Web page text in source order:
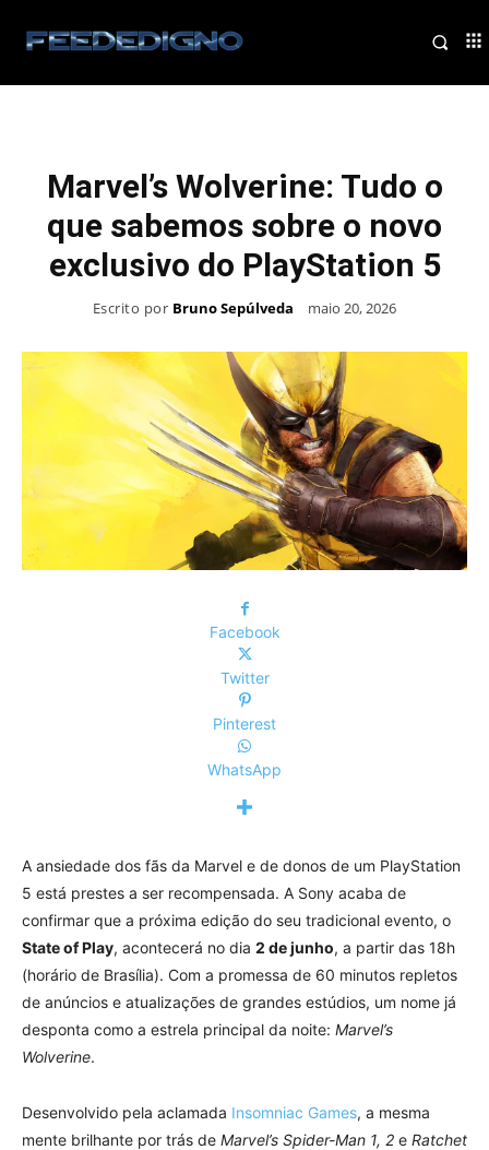
Marvel’s Wolverine: Tudo o
que sabemos sobre o novo
exclusivo do PlayStation 5
Escrito por Bruno Sepúlveda maio 20, 2026
Facebook
Twitter
Pinterest
WhatsApp
A ansiedade dos fãs da Marvel e de donos de um PlayStation
5 está prestes a ser recompensada. A Sony acaba de
confirmar que a próxima edição do seu tradicional evento, o
State of Play, acontecerá no dia 2 de junho, a partir das 18h
(horário de Brasília). Com a promessa de 60 minutos repletos
de anúncios e atualizações de grandes estúdios, um nome já
desponta como a estrela principal da noite: Marvel’s
Wolverine.
Desenvolvido pela aclamada Insomniac Games, a mesma
mente brilhante por trás de Marvel’s Spider-Man 1, 2 e Ratchet